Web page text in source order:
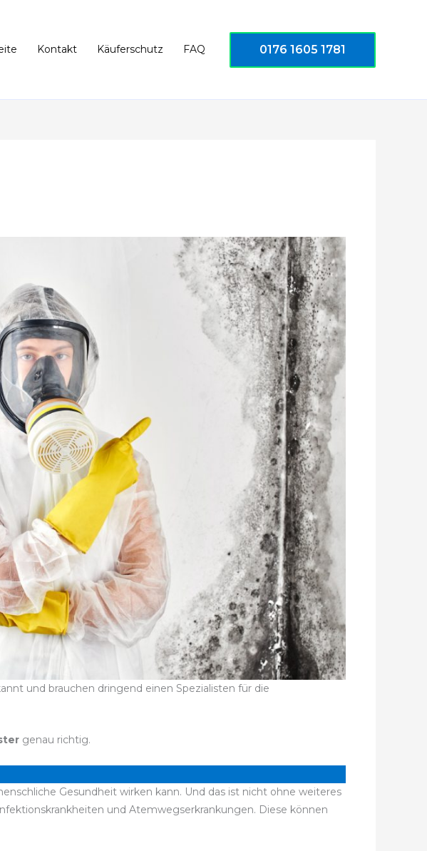
Kontakt Käuferschutz FAQ 0176 1605 1781
und brauchen dringend einen Spezialisten für die
genau richtig.
Gesundheit wirken kann. Und das ist nicht ohne weiteres
und Atemwegserkrankungen. Diese können